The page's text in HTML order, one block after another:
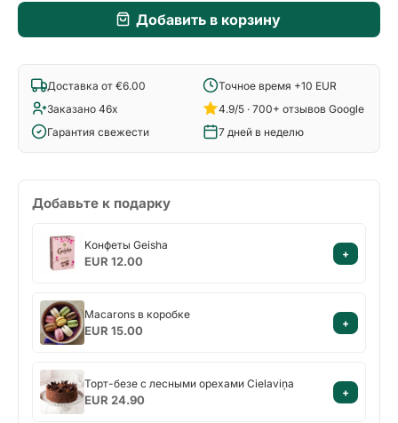
Добавить в корзину
Доставка от €6.00
Точное время +10 EUR
Заказано 46x
4.9/5 · 700+ отзывов Google
Гарантия свежести
7 дней в неделю
Добавьте к подарку
Kонфеты
Geisha
Kонфеты Geisha
EUR 12.00
+
Macarons
в
коробке
Macarons в коробке
EUR 15.00
+
Торт-
безе
с
Торт-безе с лесными орехами Cielaviņa
EUR 24.90
+